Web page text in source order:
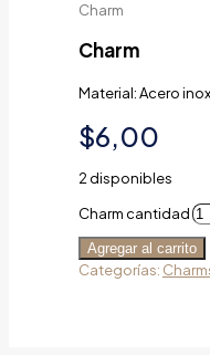
Charm
Charm
Material: Acero
$6,00
2 disponibles
Charm cantidad
Agregar al carrito
Categorías: